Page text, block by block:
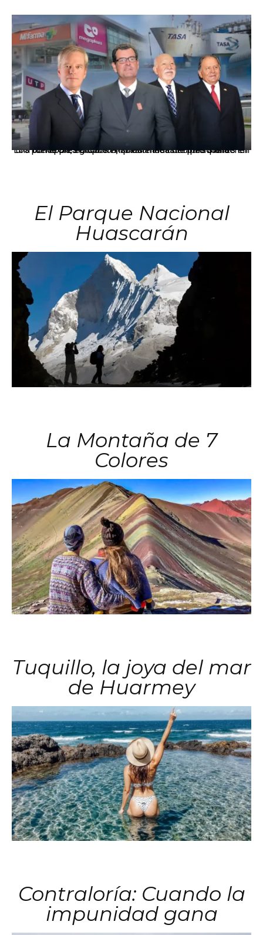
Los principales grupos empresariales del país mantienen una fuerte presencia en Áncash mediante inversiones en comercio, educación, salud e industria pesquera.
El Parque Nacional
Huascarán
La Montaña de 7
Colores
Tuquillo, la joya del mar
de Huarmey
Contraloría: Cuando la
impunidad gana